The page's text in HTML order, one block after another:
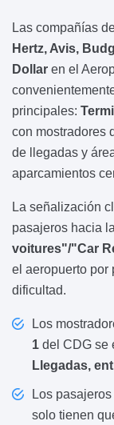
Las compañías
Hertz, Avis,
Dollar en el
principales:
con mostradores
de llegadas y
aparcamientos
La señalización
pasajeros hacia
voitures"/"Car
el aeropuerto por
dificultad.
Los
1 del CDG se
Llegadas,
Los
solo tienen